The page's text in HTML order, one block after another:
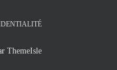
ThemeIsle